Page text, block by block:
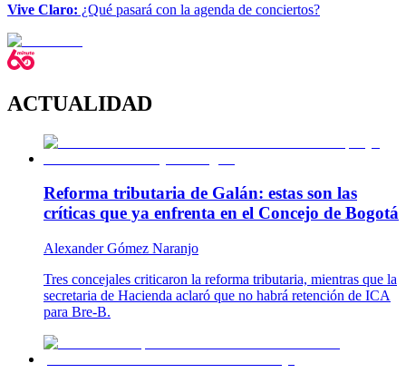
Vive Claro: ¿Qué pasará con la agenda de conciertos?
ACTUALIDAD
Reforma tributaria de Galán: estas son las
críticas que ya enfrenta en el Concejo de Bogotá
Alexander Gómez Naranjo
Tres concejales criticaron la reforma tributaria, mientras que la
secretaria de Hacienda aclaró que no habrá retención de ICA
para Bre-B.